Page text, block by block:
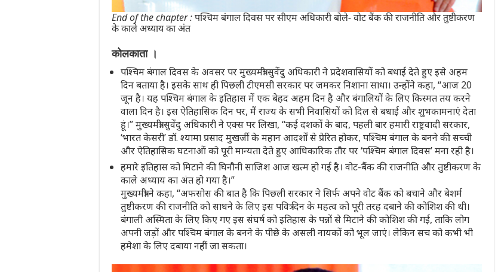
End of the chapter : पश्चिम बंगाल दिवस पर सीएम अधिकारी बोले- वोट बैंक की राजनीति और तुष्टीकरण
के काले अध्याय का अंत
कोलकाता ।
पश्चिम बंगाल दिवस के अवसर पर मुख्यमंत्री सुवेंदु अधिकारी ने प्रदेशवासियों को बधाई देते हुए इसे अहम
दिन बताया है। इसके साथ ही पिछली टीएमसी सरकार पर जमकर निशाना साधा। उन्होंने कहा, “आज 20
जून है। यह पश्चिम बंगाल के इतिहास में एक बेहद अहम दिन है और बंगालियों के लिए किस्मत तय करने
वाला दिन है। इस ऐतिहासिक दिन पर, मैं राज्य के सभी निवासियों को दिल से बधाई और शुभकामनाएं देता
हूं।” मुख्यमंत्री सुवेंदु अधिकारी ने एक्स पर लिखा, “कई दशकों के बाद, पहली बार हमारी राष्ट्रवादी सरकार,
‘भारत केसरी’ डॉ. श्यामा प्रसाद मुखर्जी के महान आदर्शों से प्रेरित होकर, पश्चिम बंगाल के बनने की सच्ची
और ऐतिहासिक घटनाओं को पूरी मान्यता देते हुए आधिकारिक तौर पर ‘पश्चिम बंगाल दिवस’ मना रही है।
हमारे इतिहास को मिटाने की घिनौनी साजिश आज खत्म हो गई है। वोट-बैंक की राजनीति और तुष्टीकरण के
काले अध्याय का अंत हो गया है।”
मुख्यमंत्री ने कहा, “अफसोस की बात है कि पिछली सरकार ने सिर्फ अपने वोट बैंक को बचाने और बेशर्म
तुष्टीकरण की राजनीति को साधने के लिए इस पवित्र दिन के महत्व को पूरी तरह दबाने की कोशिश की थी।
बंगाली अस्मिता के लिए किए गए इस संघर्ष को इतिहास के पन्नों से मिटाने की कोशिश की गई, ताकि लोग
अपनी जड़ों और पश्चिम बंगाल के बनने के पीछे के असली नायकों को भूल जाएं। लेकिन सच को कभी भी
हमेशा के लिए दबाया नहीं जा सकता।